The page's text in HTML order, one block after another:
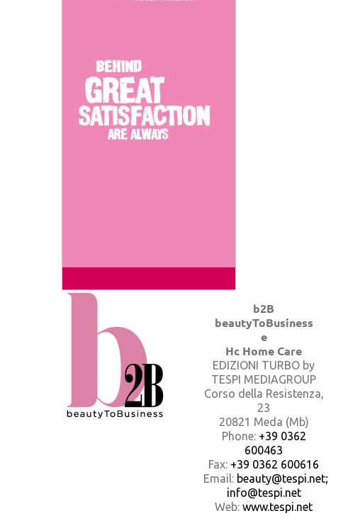
b2B
beautyToBusiness
e
Hc Home Care
EDIZIONI TURBO by
TESPI MEDIAGROUP
Corso della Resistenza,
23
20821 Meda (Mb)
Phone: +39 0362
600463
Fax: +39 0362 600616
Email: beauty@tespi.net;
info@tespi.net
Web: www.tespi.net